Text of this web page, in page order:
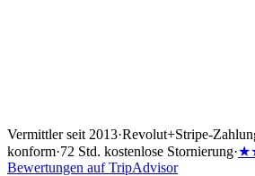
Vermittler seit 2013·Revolut+Stripe-
konform·72 Std. kostenlose Stornierung·
Bewertungen auf TripAdvisor